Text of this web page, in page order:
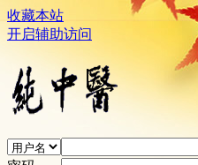
收藏本站
开启辅助访问